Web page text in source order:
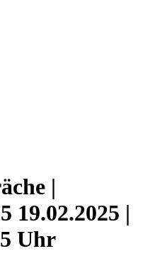
|
19.02.2025 |
Uhr